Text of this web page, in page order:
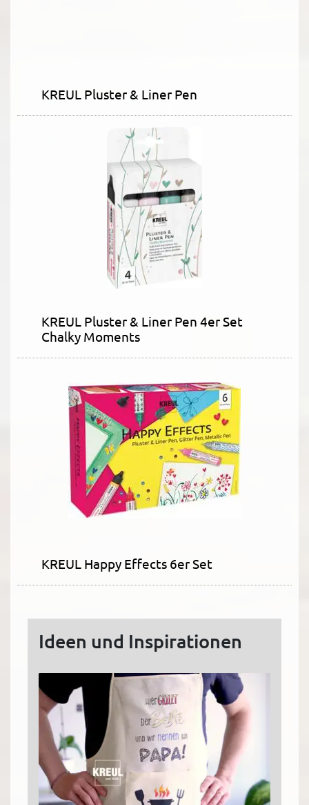
KREUL Pluster & Liner Pen
KREUL Pluster & Liner Pen 4er Set
Chalky Moments
KREUL Happy Effects 6er Set
Ideen und Inspirationen